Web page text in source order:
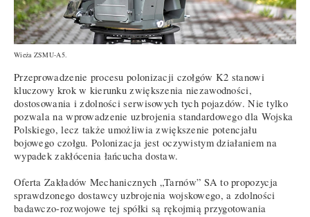
Wieża ZSMU-A5.
Przeprowadzenie procesu polonizacji czołgów K2 stanowi
kluczowy krok w kierunku zwiększenia niezawodności,
dostosowania i zdolności serwisowych tych pojazdów. Nie tylko
pozwala na wprowadzenie uzbrojenia standardowego dla Wojska
Polskiego, lecz także umożliwia zwiększenie potencjału
bojowego czołgu. Polonizacja jest oczywistym działaniem na
wypadek zakłócenia łańcucha dostaw.
Oferta Zakładów Mechanicznych „Tarnów” SA to propozycja
sprawdzonego dostawcy uzbrojenia wojskowego, a zdolności
badawczo-rozwojowe tej spółki są rękojmią przygotowania